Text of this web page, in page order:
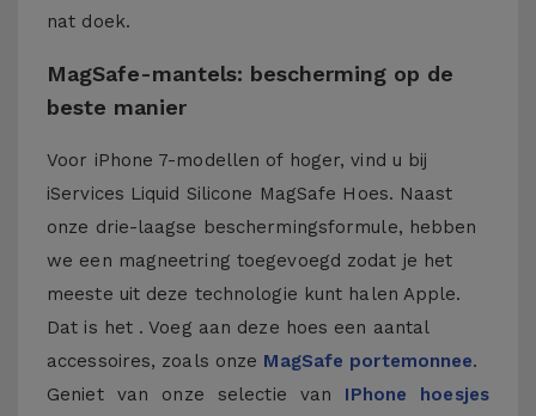
nat doek.
MagSafe-mantels: bescherming op de
beste manier
Voor iPhone 7-modellen of hoger, vind u bij
iServices Liquid Silicone MagSafe Hoes. Naast
onze drie-laagse beschermingsformule, hebben
we een magneetring toegevoegd zodat je het
meeste uit deze technologie kunt halen Apple.
Dat is het . Voeg aan deze hoes een aantal
accessoires, zoals onze MagSafe portemonnee.
Geniet van onze selectie van IPhone hoesjes